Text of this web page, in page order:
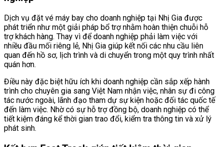
Dịch vụ đặt vé máy bay cho doanh nghiệp tại Nhị Gia được
phát triển như một giải pháp bổ trợ nhằm hoàn thiện chuỗi hỗ
trợ khách hàng. Thay vì để doanh nghiệp phải làm việc với
nhiều đầu mối riêng lẻ, Nhị Gia giúp kết nối các nhu cầu liên
quan đến hồ sơ, lịch trình và di chuyển trong một quy trình nhất
quán hơn.
Điều này đặc biệt hữu ích khi doanh nghiệp cần sắp xếp hành
trình cho chuyên gia sang Việt Nam nhận việc, nhân sự đi công
tác nước ngoài, lãnh đạo tham dự sự kiện hoặc đối tác quốc tế
đến làm việc. Nhờ có sự hỗ trợ đồng bộ, doanh nghiệp có thể
tiết kiệm đáng kể thời gian trao đổi, kiểm tra thông tin và xử lý
phát sinh.